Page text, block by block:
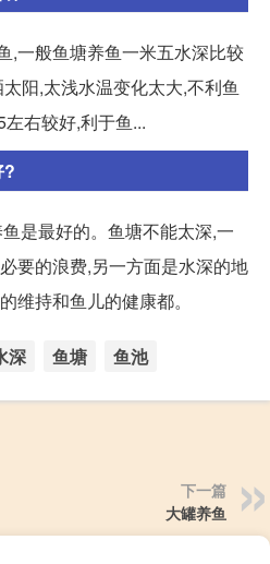
,一般鱼塘养鱼一米五水深比较
阳,太浅水温变化太大,不利鱼
右较好,利于鱼...
?
是最好的。鱼塘不能太深,一
要的浪费,另一方面是水深的地
维持和鱼儿的健康都。
深 鱼塘 鱼池
下一篇
大罐养鱼